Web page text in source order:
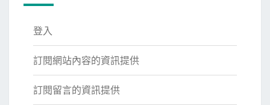
登入
訂閱網站內容的資訊提供
訂閱留言的資訊提供